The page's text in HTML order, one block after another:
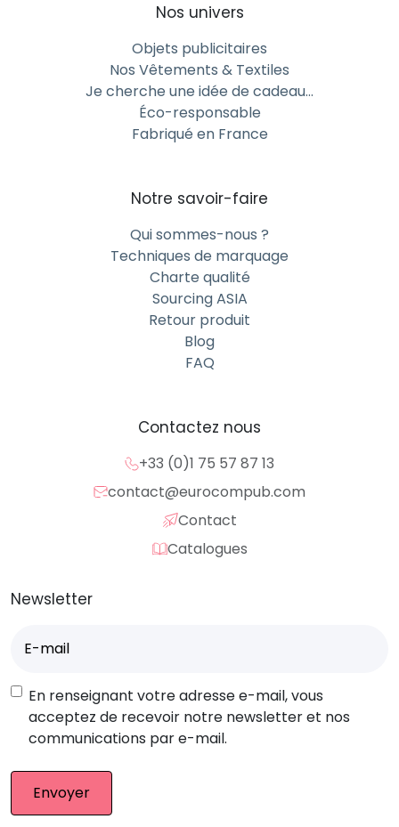
Nos univers
Objets publicitaires
Nos Vêtements & Textiles
Je cherche une idée de cadeau…
Éco-responsable
Fabriqué en France
Notre savoir-faire
Qui sommes-nous ?
Techniques de marquage
Charte qualité
Sourcing ASIA
Retour produit
Blog
FAQ
Contactez nous
+33 (0)1 75 57 87 13
contact@eurocompub.com
Contact
Catalogues
Newsletter
mail(Nécessaire)
RGPD
En renseignant votre adresse e-mail, vous
acceptez de recevoir notre newsletter et nos
communications par e-mail.